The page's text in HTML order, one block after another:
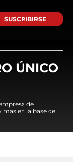
SUSCRIBIRSE
ÚNICO
de
en la base de